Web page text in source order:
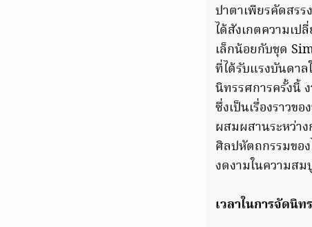
ปาตาเพียรคัดสรร
ได้สังเกตความเ
เล็กน้อยกับชุด
ที่ได้รับแรงบันดา
นิทรรศการครั้งนี้
ซึ่งเป็นเรื่องราวข
ผสมผสานระหว่าง
ศิลปหัตถกรรมขอ
งดงามในความส
เวลาในการจัดนิ